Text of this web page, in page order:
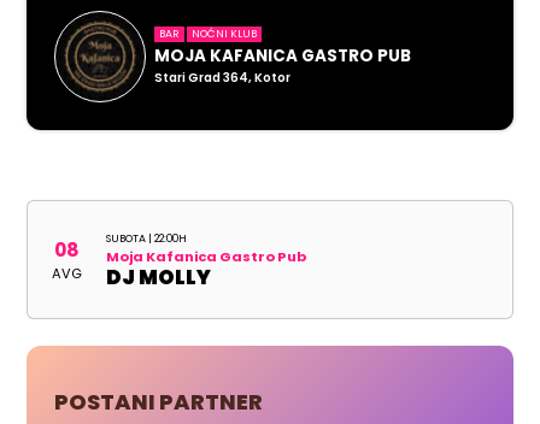
BAR NOĆNI KLUB
MOJA KAFANICA GASTRO PUB
Stari Grad 364, Kotor
08
AVG
SUBOTA | 22:00H
Moja Kafanica Gastro Pub
DJ MOLLY
POSTANI PARTNER